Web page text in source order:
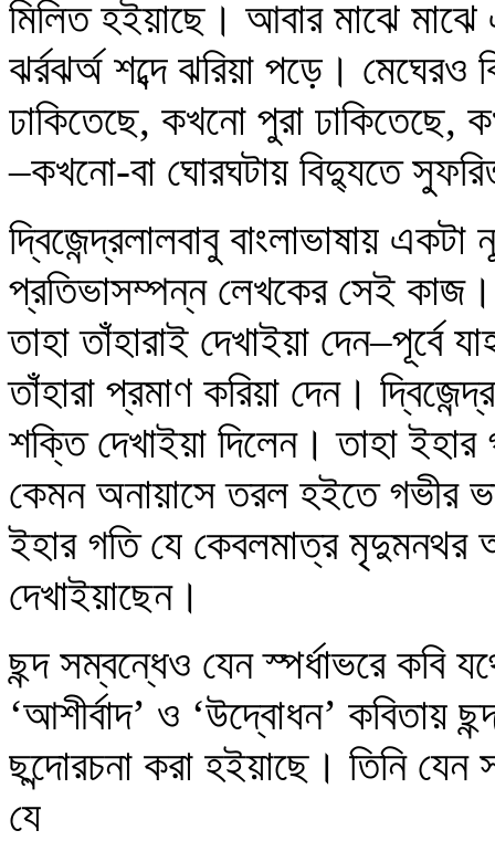
মিলিত হইয়াছে। আবার মাঝে
ঝর্র‌ঝর্অ‌ শব্দে ঝরিয়া পড়ে। মেঘেরও
ঢাকিতেছে, কখনো পুরা ঢাকিতেছে,
–কখনো-বা ঘোরঘটায় বিদ্যুতে
দ্বিজেন্দ্রলালবাবু বাংলাভাষায়
প্রতিভাসম্পন্ন লেখকের সেই কাজ।
তাহা তাঁহারাই দেখাইয়া দেন–পূর্বে
তাঁহারা প্রমাণ করিয়া দেন।
শক্তি দেখাইয়া দিলেন। তাহা
কেমন অনায়াসে তরল হইতে গভীর
ইহার গতি যে কেবলমাত্র মৃদুমনথর
দেখাইয়াছেন।
ছন্দ সম্বন্ধেও যেন স্পর্ধাভরে কবি
‘আশীর্বাদ’ ও ‘উদ্বোধন’ কবিতায়
ছন্দোরচনা করা হইয়াছে। তিনি
যে